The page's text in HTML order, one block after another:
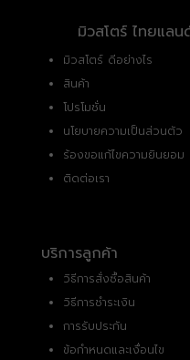
มิวสโตร์ ไทยแลน
มิวสโตร์ ดีอย่างไร
สินค้า
โปรโมชั่น
นโยบายความเป็นส่วนตัว
ร้องขอแก้ไขความยินยอม
ติดต่อเรา
บริการลูกค้า
วิธีการสั่งซื้อสินค้า
วิธีการชำระเงิน
การรับประกัน
ข้อกำหนดและเงื่อนไข